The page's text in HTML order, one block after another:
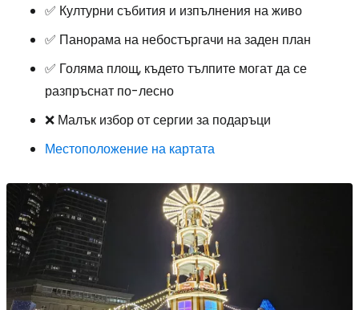
✅ Културни събития и изпълнения на живо
✅ Панорама на небостъргачи на заден план
✅ Голяма площ, където тълпите могат да се
разпръснат по-лесно
❌ Малък избор от сергии за подаръци
Местоположение на картата